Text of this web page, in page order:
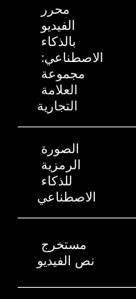
محرر
الفيديو
بالذكاء
الاصطناعي:
مجموعة
العلامة
التجارية
الصورة
الرمزية
للذكاء
الاصطناعي
مستخرج
نص الفيديو